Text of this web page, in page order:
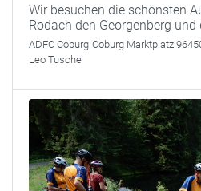
Wir besuchen die schönsten
Rodach den Georgenberg
ADFC Coburg Coburg Marktplatz
Leo Tusche